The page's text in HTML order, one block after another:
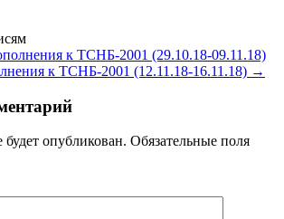
к ТСНБ-2001 (29.10.18-09.11.18)
к ТСНБ-2001 (12.11.18-16.11.18) →
опубликован. Обязательные поля